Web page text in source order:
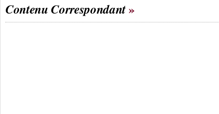
Contenu Correspondant